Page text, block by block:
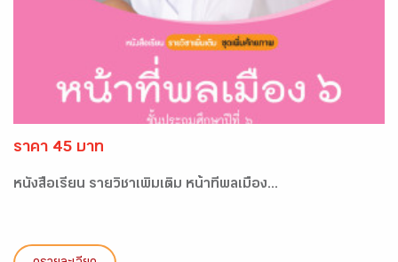
ราคา 45 บาท
หนังสือเรียน รายวิชาเพิ่มเติม หน้าที่พลเมือง...